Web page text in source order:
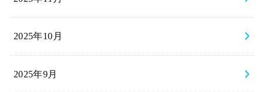
2025年10月
2025年9月